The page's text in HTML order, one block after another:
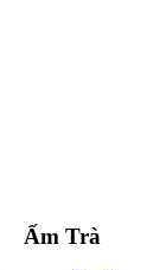
Ấm Trà